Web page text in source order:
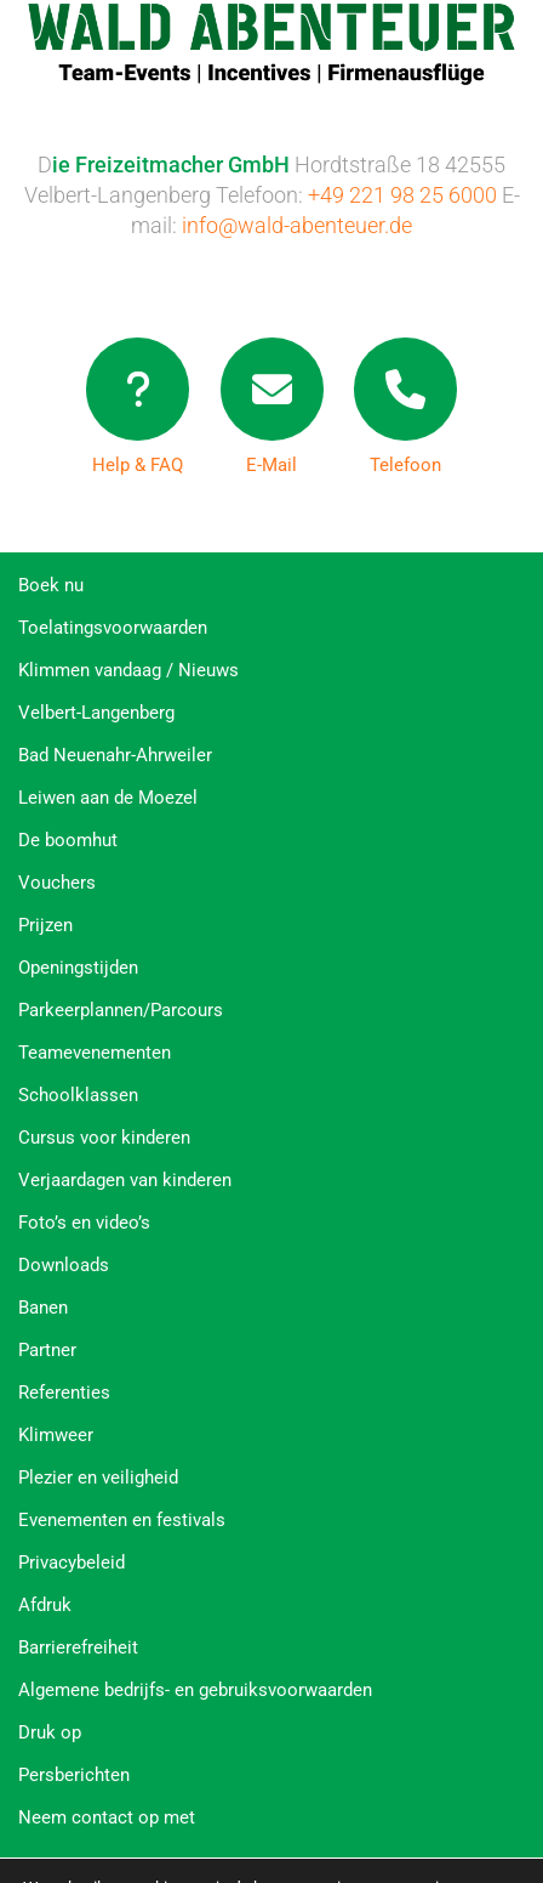
Die Freizeitmacher GmbH Hordtstraße 18 42555
Velbert-Langenberg Telefoon: +49 221 98 25 6000 E-
mail: info@wald-abenteuer.de
Help & FAQ E-Mail Telefoon
Boek nu
Toelatingsvoorwaarden
Klimmen vandaag / Nieuws
Velbert-Langenberg
Bad Neuenahr-Ahrweiler
Leiwen aan de Moezel
De boomhut
Vouchers
Prijzen
Openingstijden
Parkeerplannen/Parcours
Teamevenementen
Schoolklassen
Cursus voor kinderen
Verjaardagen van kinderen
Foto’s en video’s
Downloads
Banen
Partner
Referenties
Klimweer
Plezier en veiligheid
Evenementen en festivals
Privacybeleid
Afdruk
Barrierefreiheit
Algemene bedrijfs- en gebruiksvoorwaarden
Druk op
Persberichten
Neem contact op met